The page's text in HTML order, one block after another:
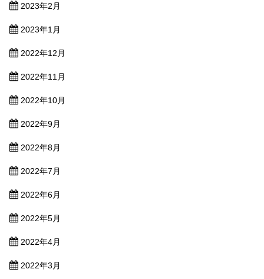
2023年2月
2023年1月
2022年12月
2022年11月
2022年10月
2022年9月
2022年8月
2022年7月
2022年6月
2022年5月
2022年4月
2022年3月